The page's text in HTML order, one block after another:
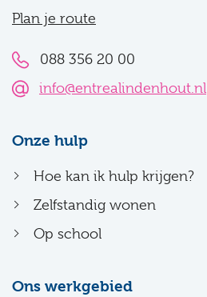
Plan je route
088 356 20 00
info@entrealindenhout.nl
Onze hulp
Hoe kan ik hulp krijgen?
Zelfstandig wonen
Op school
Ons werkgebied